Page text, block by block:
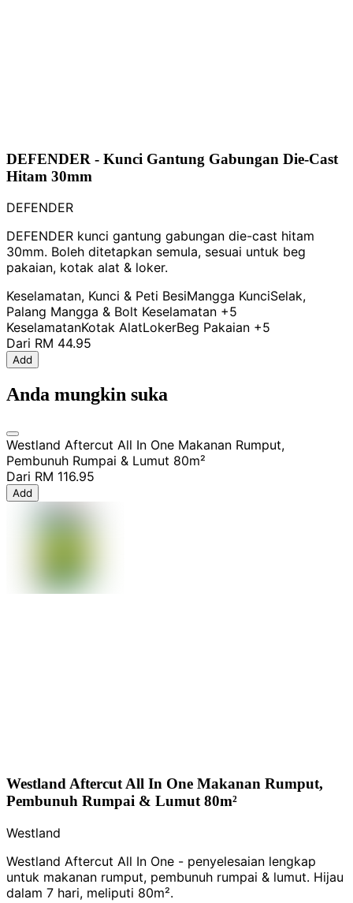
DEFENDER - Kunci Gantung Gabungan Die-Cast
Hitam 30mm
DEFENDER
DEFENDER kunci gantung gabungan die-cast hitam
30mm. Boleh ditetapkan semula, sesuai untuk beg
pakaian, kotak alat & loker.
Keselamatan, Kunci & Peti BesiMangga KunciSelak,
Palang Mangga & Bolt Keselamatan +5
KeselamatanKotak AlatLokerBeg Pakaian +5
Dari RM 44.95
Add
Anda mungkin suka
Westland Aftercut All In One Makanan Rumput,
Pembunuh Rumpai & Lumut 80m²
Dari RM 116.95
Add
Westland Aftercut All In One Makanan Rumput,
Pembunuh Rumpai & Lumut 80m²
Westland
Westland Aftercut All In One - penyelesaian lengkap
untuk makanan rumput, pembunuh rumpai & lumut. Hijau
dalam 7 hari, meliputi 80m².